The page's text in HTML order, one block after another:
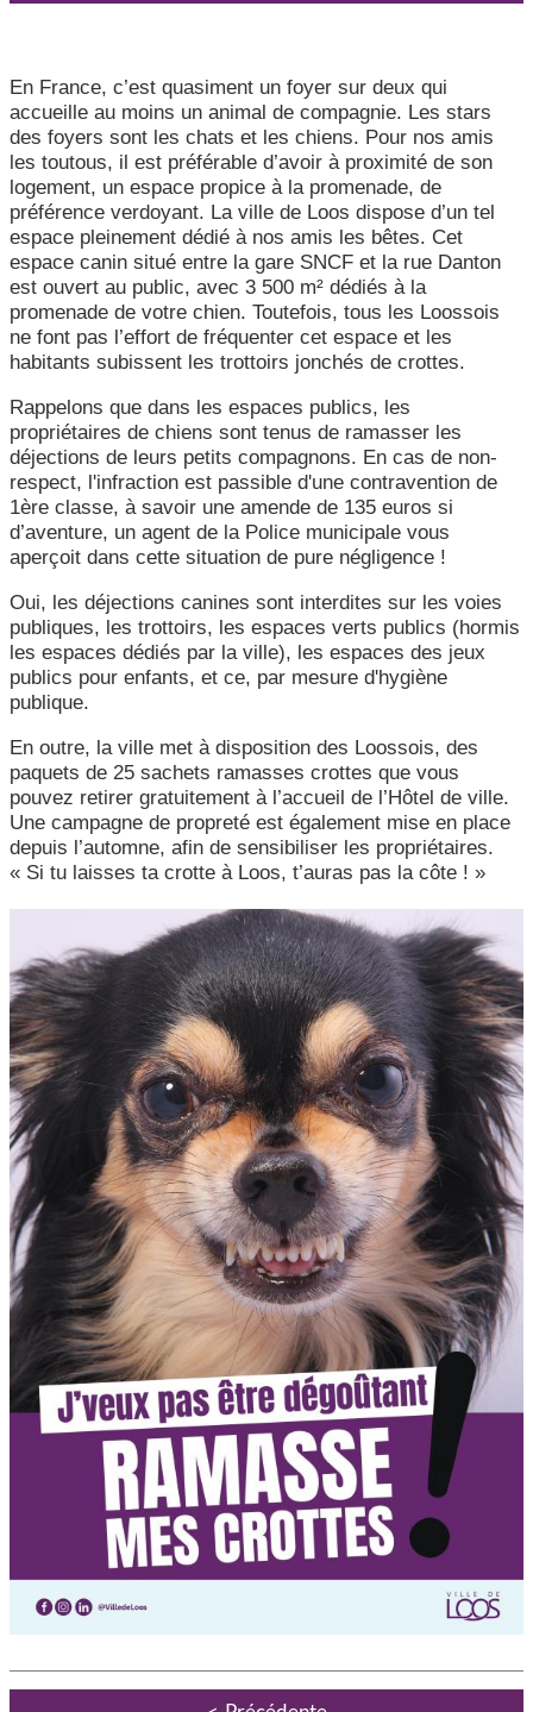
En France, c’est quasiment un foyer sur deux qui
accueille au moins un animal de compagnie. Les stars
des foyers sont les chats et les chiens. Pour nos amis
les toutous, il est préférable d’avoir à proximité de son
logement, un espace propice à la promenade, de
préférence verdoyant. La ville de Loos dispose d’un tel
espace pleinement dédié à nos amis les bêtes. Cet
espace canin situé entre la gare SNCF et la rue Danton
est ouvert au public, avec 3 500 m² dédiés à la
promenade de votre chien. Toutefois, tous les Loossois
ne font pas l’effort de fréquenter cet espace et les
habitants subissent les trottoirs jonchés de crottes.
Rappelons que dans les espaces publics, les
propriétaires de chiens sont tenus de ramasser les
déjections de leurs petits compagnons. En cas de non-
respect, l'infraction est passible d'une contravention de
1ère classe, à savoir une amende de 135 euros si
d’aventure, un agent de la Police municipale vous
aperçoit dans cette situation de pure négligence !
Oui, les déjections canines sont interdites sur les voies
publiques, les trottoirs, les espaces verts publics (hormis
les espaces dédiés par la ville), les espaces des jeux
publics pour enfants, et ce, par mesure d'hygiène
publique.
En outre, la ville met à disposition des Loossois, des
paquets de 25 sachets ramasses crottes que vous
pouvez retirer gratuitement à l’accueil de l’Hôtel de ville.
Une campagne de propreté est également mise en place
depuis l’automne, afin de sensibiliser les propriétaires.
« Si tu laisses ta crotte à Loos, t’auras pas la côte ! »